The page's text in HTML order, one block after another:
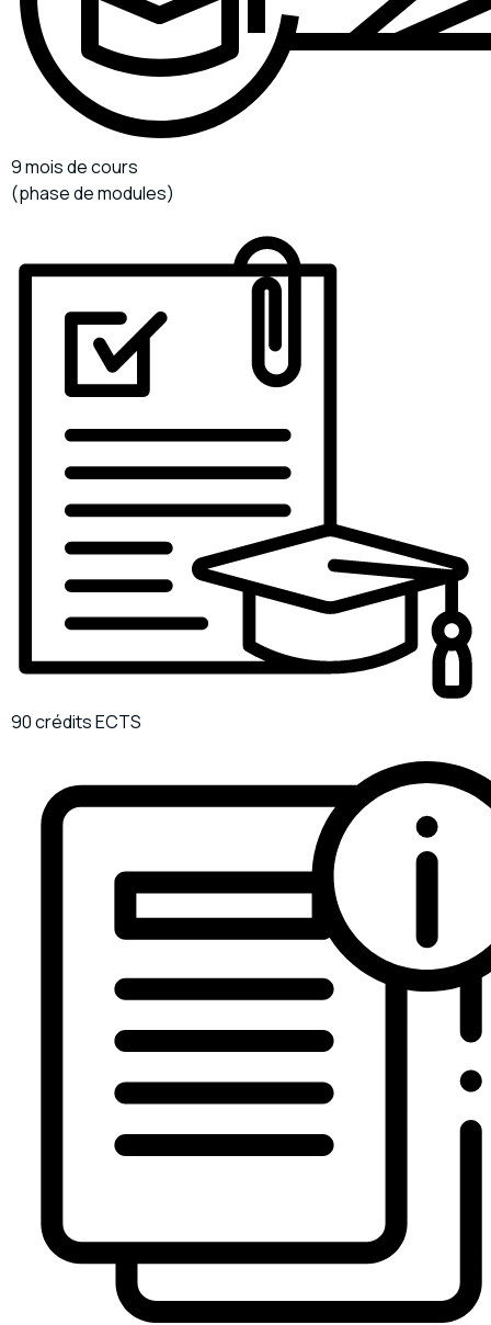
9 mois de cours
(phase de modules)
90 crédits ECTS